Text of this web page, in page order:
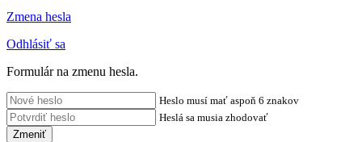
Zmena hesla
Odhlásiť sa
Formulár na zmenu hesla.
Heslo musí mať aspoň 6 znakov
Heslá sa musia zhodovať
Zmeniť